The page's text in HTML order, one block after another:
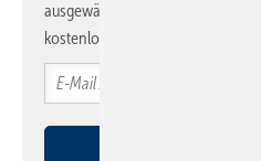
ausgewählte Informationen und
kostenlos direkt ins Postfach.